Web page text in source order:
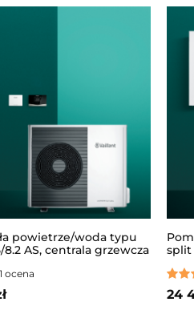
powietrze/woda typu
AS, centrala grzewcza
S5, regulator
VRC720,
moduł internetowy VR
1 ocena
split
940
24